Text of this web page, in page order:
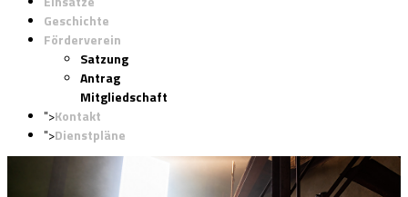
Geschichte
Förderverein
Satzung
Antrag
Mitgliedschaft
">Kontakt
">Dienstpläne